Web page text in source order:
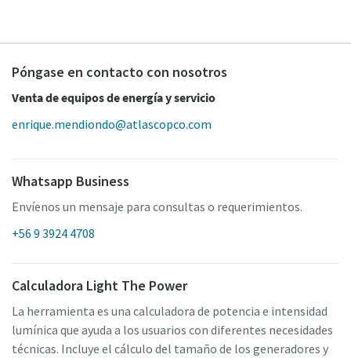
Póngase en contacto con nosotros
Venta de equipos de energía y servicio
enrique.mendiondo@atlascopco.com
Whatsapp Business
Envíenos un mensaje para consultas o requerimientos.
+56 9 3924 4708
Calculadora Light The Power
La herramienta es una calculadora de potencia e intensidad
lumínica que ayuda a los usuarios con diferentes necesidades
técnicas. Incluye el cálculo del tamaño de los generadores y